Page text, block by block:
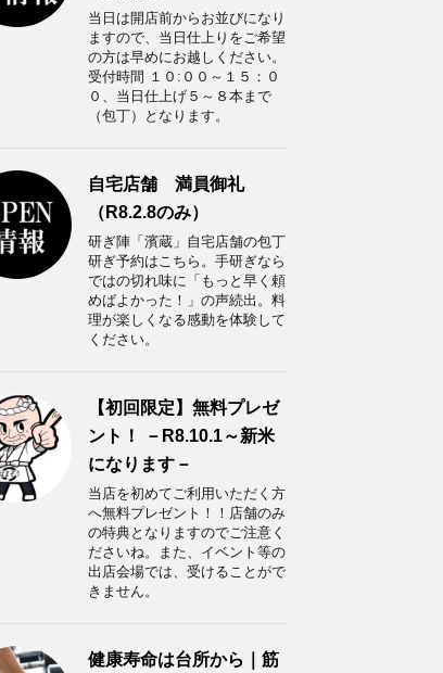
当日は開店前からお並びになり
ますので、当日仕上りをご希望
の方は早めにお越しください。
受付時間 １０:００～１５：０
０、当日仕上げ５～８本まで
（包丁）となります。
自宅店舗 満員御礼
（R8.2.8のみ）
研ぎ陣「濱蔵」自宅店舗の包丁
研ぎ予約はこちら。手研ぎなら
ではの切れ味に「もっと早く頼
めばよかった！」の声続出。料
理が楽しくなる感動を体験して
ください。
【初回限定】無料プレゼ
ント！ －R8.10.1～新米
になります－
当店を初めてご利用いただく方
へ無料プレゼント！！店舗のみ
の特典となりますのでご注意く
ださいね。また、イベント等の
出店会場では、受けることがで
きません。
健康寿命は台所から｜筋